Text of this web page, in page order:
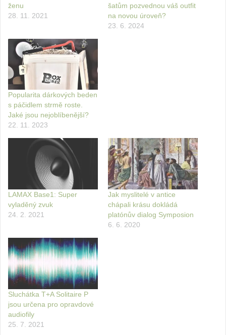
ženu
28. 11. 2021
šatům pozvednou váš outfit
na novou úroveň?
23. 6. 2024
Popularita dárkových beden
s páčidlem strmě roste.
Jaké jsou nejoblíbenější?
22. 11. 2023
LAMAX Base1: Super
vyladěný zvuk
24. 2. 2021
Jak myslitelé v antice
chápali krásu dokládá
platónův dialog Symposion
6. 6. 2020
Sluchátka T+A Solitaire P
jsou určena pro opravdové
audiofily
25. 7. 2021